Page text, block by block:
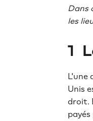
Dans
les
1
L'une
Unis
droit.